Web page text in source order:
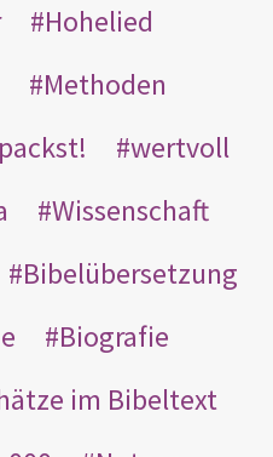
Hohelied
Methoden
wertvoll
Wissenschaft
Bibelübersetzung
Biografie
im Bibeltext